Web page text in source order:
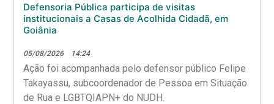
Defensoria Pública participa de visitas
institucionais a Casas de Acolhida Cidadã, em
Goiânia
05/08/2026 14:24
Ação foi acompanhada pelo defensor público Felipe
Takayassu, subcoordenador de Pessoa em Situação
de Rua e LGBTQIAPN+ do NUDH.